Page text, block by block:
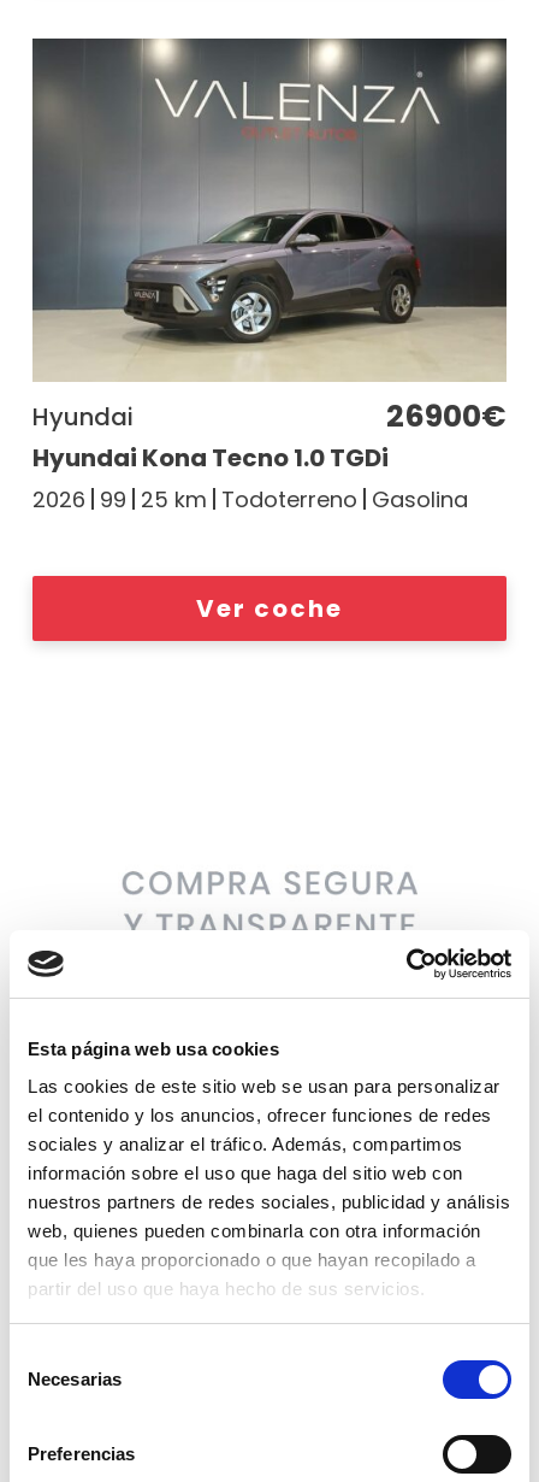
Esta página web usa cookies
Las cookies de este sitio web se usan para personalizar
el contenido y los anuncios, ofrecer funciones de redes
sociales y analizar el tráfico. Además, compartimos
información sobre el uso que haga del sitio web con
nuestros partners de redes sociales, publicidad y análisis
web, quienes pueden combinarla con otra información
que les haya proporcionado o que hayan recopilado a
partir del uso que haya hecho de sus servicios.
Necesarias
Preferencias
Hyundai 26900€
Hyundai Kona Tecno 1.0 TGDi
2026 99 25 km Todoterreno Gasolina
Ver coche